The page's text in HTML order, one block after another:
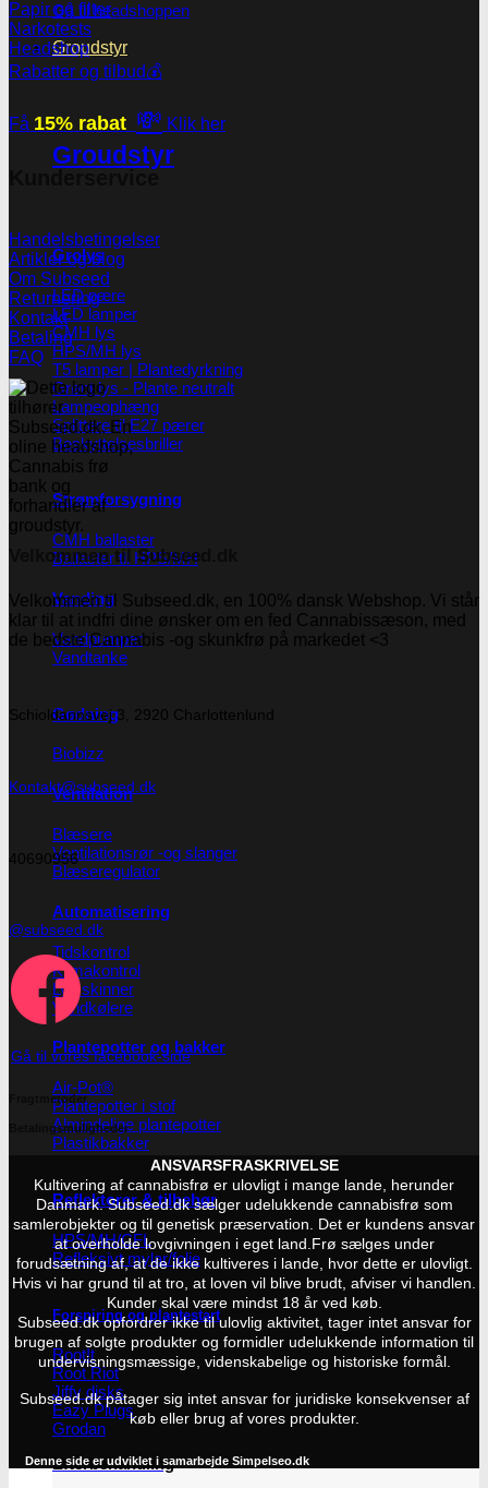
Gå til headshoppen
Groudstyr
Groudstyr
Grolys
LED pære
LED lamper
CMH lys
HPS/MH lys
T5 lamper | Plantedyrkning
Grønt lys - Plante neutralt
Lampeophæng
Splittere til E27 pærer
Beskyttelsesbriller
Strømforsygning
CMH ballaster
Ballaster til HPS/MH
Vanding
Vandpumper
Vandtanke
Gødning
Biobizz
Ventilation
Blæsere
Ventilationsrør -og slanger
Blæseregulator
Automatisering
Tidskontrol
Klimakontrol
Lys skinner
Vandkølere
Plantepotter og bakker
Air-Pot®
Plantepotter i stof
Almindelige plantepotter
Plastikbakker
Reflektorer & tilbehør
HPS/MH/CFL
Refleksivt mylar/folie
Forspiring og plantestart
Root!t
Root Riot
Jiffy disks
Eazy Plugs
Grodan
Efterbehandling
Papir og filter
Narkotests
Headshop
Rabatter og tilbud💰
Få 15% rabat 💸 Klik her
Handelsbetingelser
Artikler og blog
Om Subseed
Returnering
Kontakt
Betaling
FAQ
Velkommen til Subseed.dk
Velkommen til Subseed.dk, en 100% dansk Webshop. Vi står
klar til at indfri dine ønsker om en fed Cannabissæson, med
de bedste Cannabis -og skunkfrø på markedet <3
Schioldannsvej 3, 2920 Charlottenlund
Kontakt@subseed.dk
40690956
@subseed.dk
Gå til vores facebook-side
Fragtmetoder
Betalingsmuligheder
ANSVARSFRASKRIVELSE
Kultivering af cannabisfrø er ulovligt i mange lande, herunder
Danmark. Subseed.dk sælger udelukkende cannabisfrø som
samlerobjekter og til genetisk præservation. Det er kundens ansvar
at overholde lovgivningen i eget land. Frø sælges under
forudsætning af, at de ikke kultiveres i lande, hvor dette er ulovligt.
Hvis vi har grund til at tro, at loven vil blive brudt, afviser vi handlen.
Kunder skal være mindst 18 år ved køb.
Subseed.dk opfordrer ikke til ulovlig aktivitet, tager intet ansvar for
brugen af solgte produkter og formidler udelukkende information til
undervisningsmæssige, videnskabelige og historiske formål.
Subseed.dk påtager sig intet ansvar for juridiske konsekvenser af
køb eller brug af vores produkter.
Denne side er udviklet i samarbejde Simpelseo.dk